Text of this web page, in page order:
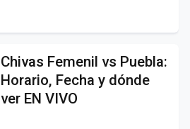
Chivas Femenil vs Puebla:
Horario, Fecha y dónde
ver EN VIVO